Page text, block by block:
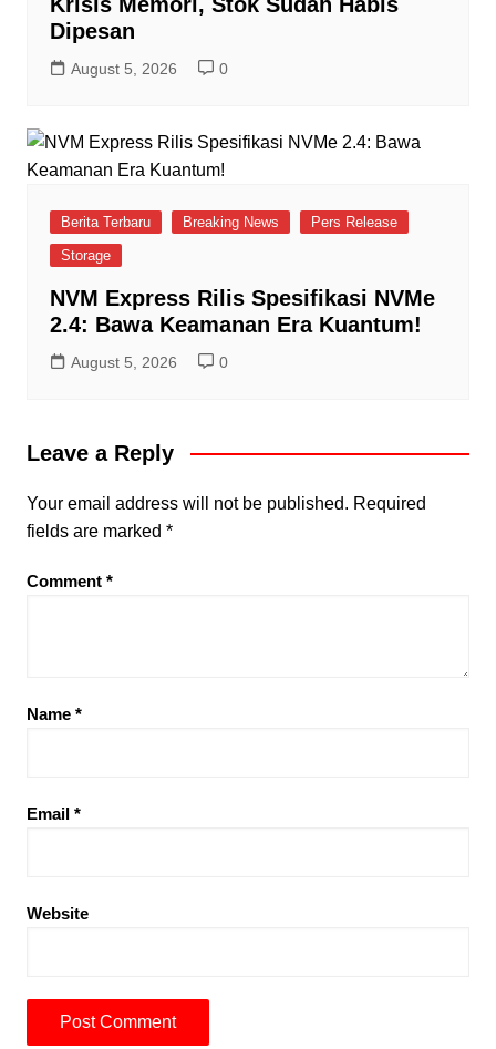
Dipesan
August 5, 2026 0
Berita Terbaru Breaking News
Pers Release
Storage
NVM Express Rilis Spesifikasi NVMe
2.4: Bawa Keamanan Era Kuantum!
August 5, 2026 0
Leave a Reply
Your email address will not be published. Required
fields are marked *
Comment *
Name *
Email *
Website